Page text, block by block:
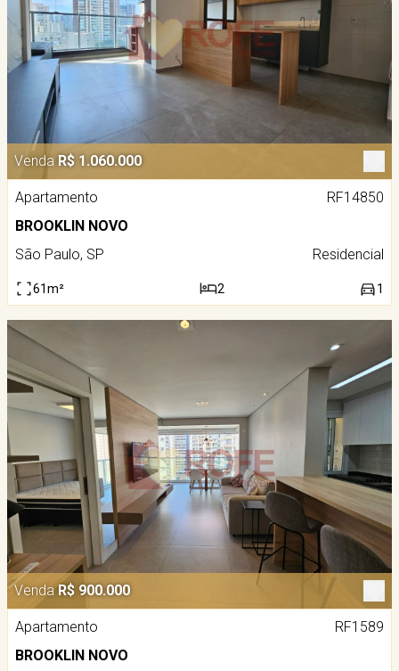
Venda R$ 1.060.000
Apartamento
RF14850
BROOKLIN NOVO
São Paulo, SP
Residencial
61m² 2 1
Venda R$ 900.000
Apartamento
RF1589
BROOKLIN NOVO